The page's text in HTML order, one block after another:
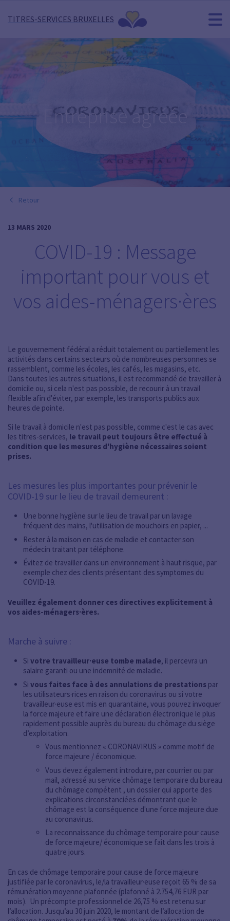
TITRES-SERVICES BRUXELLES
Entreprise agréée
Retour
13 MARS 2020
COVID-19 : Message
important pour vous et
vos aides-ménagers·ères
Le gouvernement fédéral a réduit totalement ou partiellement les
activités dans certains secteurs où de nombreuses personnes se
rassemblent, comme les écoles, les cafés, les magasins, etc.
Dans toutes les autres situations, il est recommandé de travailler à
domicile ou, si cela n'est pas possible, de recourir à un travail
flexible afin d'éviter, par exemple, les transports publics aux
heures de pointe.
Si le travail à domicile n'est pas possible, comme c'est le cas avec
les titres-services, le travail peut toujours être effectué à
condition que les mesures d'hygiène nécessaires soient
prises.
Les mesures les plus importantes pour prévenir le
COVID-19 sur le lieu de travail demeurent :
Une bonne hygiène sur le lieu de travail par un lavage
fréquent des mains, l'utilisation de mouchoirs en papier, ...
Rester à la maison en cas de maladie et contacter son
médecin traitant par téléphone.
Évitez de travailler dans un environnement à haut risque, par
exemple chez des clients présentant des symptomes du
COVID-19.
Veuillez également donner ces directives explicitement à
vos aides-ménagers·ères.
Marche à suivre :
Si votre travailleur·euse tombe malade, il percevra un
salaire garanti ou une indemnité de maladie.
Si vous faites face à des annulations de prestations par
les utilisateurs·rices en raison du coronavirus ou si votre
travailleur·euse est mis en quarantaine, vous pouvez invoquer
la force majeure et faire une déclaration électronique le plus
rapidement possible auprès du bureau du chômage du siège
d’exploitation.
Vous mentionnez « CORONAVIRUS » comme motif de
force majeure / économique.
Vous devez également introduire, par courrier ou par
mail, adressé au service chômage temporaire du bureau
du chômage compétent , un dossier qui apporte des
explications circonstanciées démontrant que le
chômage est la conséquence d'une force majeure due
au coronavirus.
La reconnaissance du chômage temporaire pour cause
de force majeure/ économique se fait dans les trois à
quatre jours.
En cas de chômage temporaire pour cause de force majeure
justifiée par le coronavirus, le/la travailleur·euse reçoit 65 % de sa
rémunération moyenne plafonnée (plafonné à 2.754,76 EUR par
mois). Un précompte professionnel de 26,75 % est retenu sur
l’allocation. Jusqu’au 30 juin 2020, le montant de l’allocation de